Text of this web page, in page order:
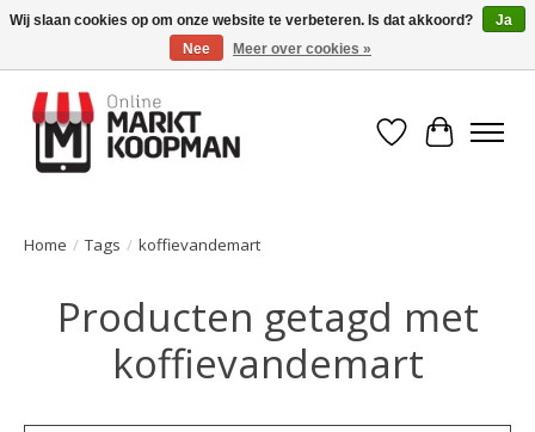
Voor 15:00 besteld, morgen in huis!
Verlanglijst
Home / Tags / koffievandemart
Producten getagd met
koffievandemart
Wij slaan cookies op om onze website te verbeteren. Is dat akkoord?
Ja
Nee
Meer over cookies »